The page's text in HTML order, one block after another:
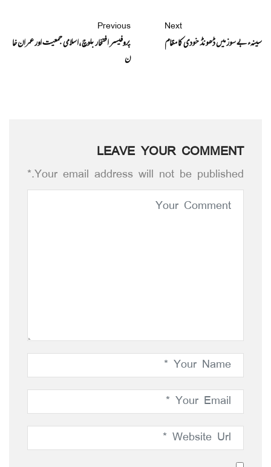
Previous
پروفیسر افتخار بلوچ،اسلامی جمعیت اور عمران خا
ن
Next
سینہء بے سوز میں ڈھونڈ خودی کا مقام
LEAVE YOUR COMMENT
Your email address will not be published.*